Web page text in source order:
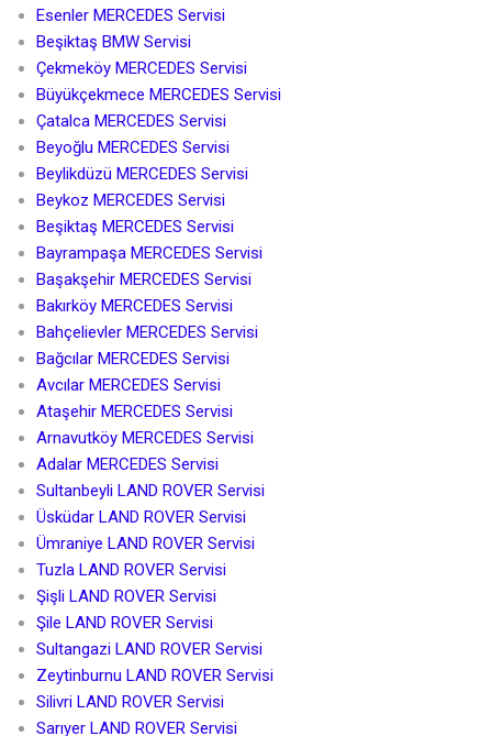
Esenler MERCEDES Servisi
Beşiktaş BMW Servisi
Çekmeköy MERCEDES Servisi
Büyükçekmece MERCEDES Servisi
Çatalca MERCEDES Servisi
Beyoğlu MERCEDES Servisi
Beylikdüzü MERCEDES Servisi
Beykoz MERCEDES Servisi
Beşiktaş MERCEDES Servisi
Bayrampaşa MERCEDES Servisi
Başakşehir MERCEDES Servisi
Bakırköy MERCEDES Servisi
Bahçelievler MERCEDES Servisi
Bağcılar MERCEDES Servisi
Avcılar MERCEDES Servisi
Ataşehir MERCEDES Servisi
Arnavutköy MERCEDES Servisi
Adalar MERCEDES Servisi
Sultanbeyli LAND ROVER Servisi
Üsküdar LAND ROVER Servisi
Ümraniye LAND ROVER Servisi
Tuzla LAND ROVER Servisi
Şişli LAND ROVER Servisi
Şile LAND ROVER Servisi
Sultangazi LAND ROVER Servisi
Zeytinburnu LAND ROVER Servisi
Silivri LAND ROVER Servisi
Sarıyer LAND ROVER Servisi